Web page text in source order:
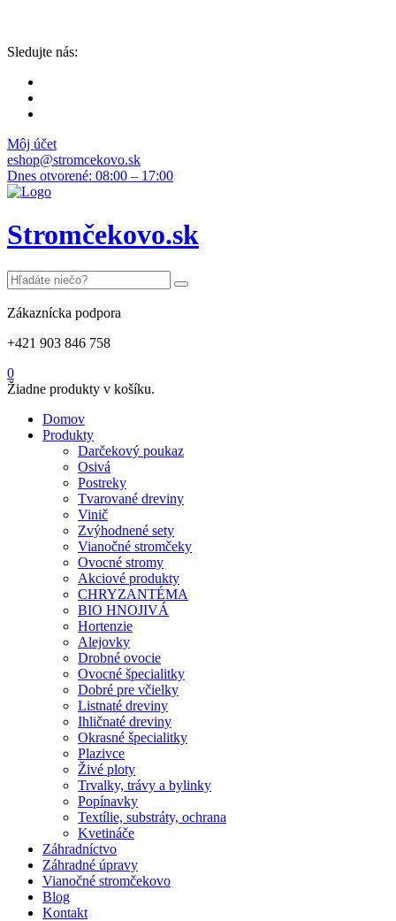
Sledujte nás:
Môj účet
eshop@stromcekovo.sk
Dnes otvorené: 08:00 – 17:00
Stromčekovo.sk
Zákaznícka podpora
+421 903 846 758
0
Žiadne produkty v košíku.
Domov
Produkty
Darčekový poukaz
Osivá
Postreky
Tvarované dreviny
Vinič
Zvýhodnené sety
Vianočné stromčeky
Ovocné stromy
Akciové produkty
CHRYZANTÉMA
BIO HNOJIVÁ
Hortenzie
Alejovky
Drobné ovocie
Ovocné špecialitky
Dobré pre včielky
Listnaté dreviny
Ihličnaté dreviny
Okrasné špecialitky
Plazivce
Živé ploty
Trvalky, trávy a bylinky
Popínavky
Textílie, substráty, ochrana
Kvetináče
Záhradníctvo
Záhradné úpravy
Vianočné stromčekovo
Blog
Kontakt